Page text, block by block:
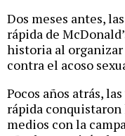
Dos meses antes,
rápida de
historia al
contra el acoso
Pocos años atrás,
rápida
medios con la